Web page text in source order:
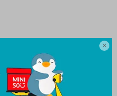
